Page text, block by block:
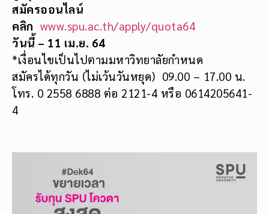
สมัครออนไลน์
คลิก www.spu.ac.th/apply/quota64
วันนี้ – 11 เม.ย. 64
*เงื่อนไขเป็นไปตามมหาวิทยาลัยกำหนด
สมัครได้ทุกวัน (ไม่เว้นวันหยุด) 09.00 – 17.00 น.
โทร. 0 2558 6888 ต่อ 2121-4 หรือ 0614205641-
4